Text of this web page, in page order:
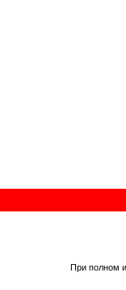
При полном